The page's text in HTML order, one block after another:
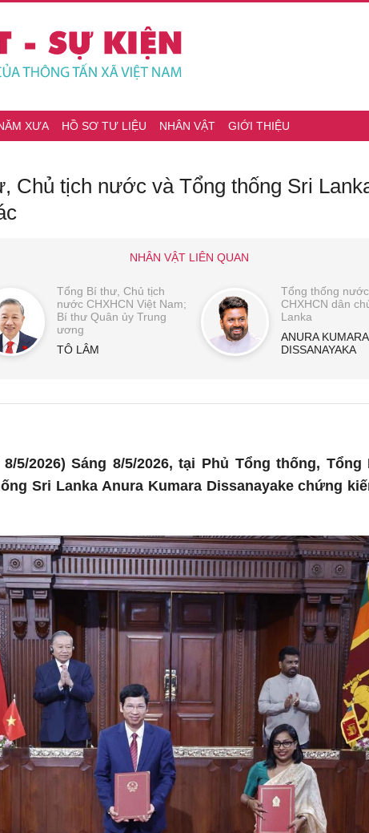
XƯA HỒ SƠ TƯ LIỆU NHÂN VẬT GIỚI THIỆU
Chủ tịch nước và Tổng thống Sri
NHÂN VẬT LIÊN QUAN
Tổng Bí thư, Chủ tịch
nước CHXHCN Việt Nam;
Bí thư Quân ủy Trung
ương
TÔ LÂM
Tổng thống nước
CHXHCN dân
Lanka
ANURA KUMARA
DISSANAYAKA
8/5/2026) Sáng 8/5/2026, tại Phủ Tổng thống,
Sri Lanka Anura Kumara Dissanayake chứng